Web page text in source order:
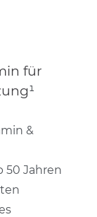
für
¹
&
50 Jahren